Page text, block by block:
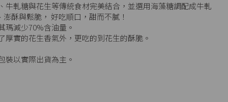
牛軋糖與花生等傳統食材完美結合，並選用海藻糖調配成牛軋
酥與鬆脆， 好吃順口，甜而不膩！
瑪減少70%含油量。
厚實的花生香氣外，更吃的到花生的酥脆。
以實際出貨為主。